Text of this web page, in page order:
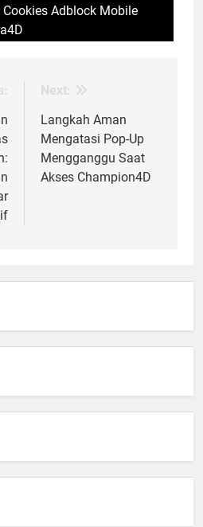
Adblock Mobile
Next:
Langkah Aman
Mengatasi Pop-Up
Mengganggu Saat
Akses Champion4D